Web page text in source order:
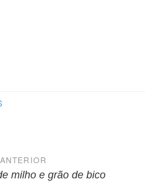
ANTERIOR
milho e grão de bico